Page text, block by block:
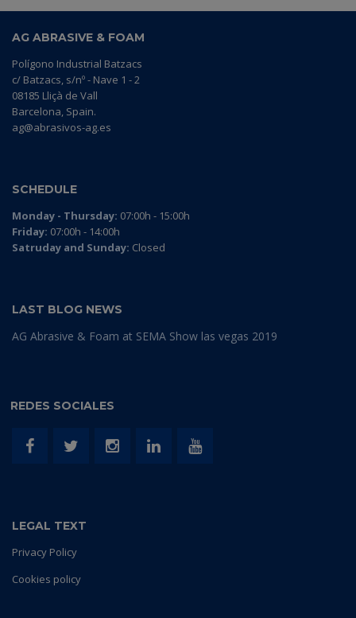
AG ABRASIVE & FOAM
Polígono Industrial Batzacs
c/ Batzacs, s/nº - Nave 1 - 2
08185 Lliçà de Vall
Barcelona, Spain.
ag@abrasivos-ag.es
SCHEDULE
Monday - Thursday: 07:00h - 15:00h
Friday: 07:00h - 14:00h
Satruday and Sunday: Closed
LAST BLOG NEWS
AG Abrasive & Foam at SEMA Show las vegas 2019
REDES SOCIALES
LEGAL TEXT
Privacy Policy
Cookies policy